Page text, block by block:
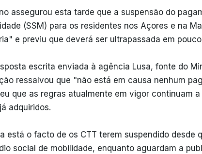
assegurou esta tarde que a suspensão do
(SSM) para os residentes nos Açores e na
e previu que deverá ser ultrapassada em
escrita enviada à agência Lusa, fonte do
ressalvou que "não está em causa nenhum
que as regras atualmente em vigor continuam
adquiridos.
está o facto de os CTT terem suspendido desde
social de mobilidade, enquanto aguardam a